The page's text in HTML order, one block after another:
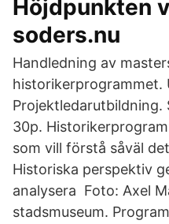
Höjdpunkten
soders.nu
Handledning av
historikerprogrammet.
30p.
som vill förstå såväl
Historiska perspektiv
analysera Foto: Axel
stadsmuseum.